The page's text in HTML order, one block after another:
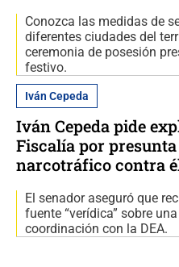
Conozca las medidas de
diferentes ciudades del
ceremonia de posesión
festivo.
Iván Cepeda
Iván Cepeda pide
Fiscalía por
narcotráfico contra
El senador aseguró que
fuente “verídica” sobre
coordinación con la DEA.